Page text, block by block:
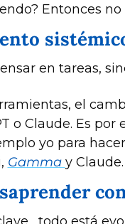
Entonces
en tareas,
el
o Claude. Es
yo para
Gamma y